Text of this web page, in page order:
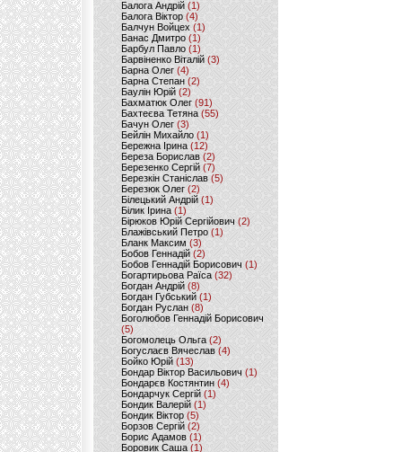
Балога Андрій (1)
Балога Віктор (4)
Балчун Войцех (1)
Банас Дмитро (1)
Барбул Павло(1)
Барвіненко Віталій(3)
Барна Олег (4)
Барна Степан (2)
Баулін Юрій (2)
Бахматюк Олег (91)
Бахтеєва Тетяна(55)
Бачун Олег (3)
Бейлін Михайло (1)
Бережна Ірина(12)
Береза Борислав(2)
Березенко Сергій (7)
Березкін Станіслав (5)
Березюк Олег(2)
Білецький Андрій (1)
Білик Ірина (1)
Бірюков Юрій Сергійович (2)
Блажівський Петро (1)
Бланк Максим(3)
Бобов Геннадій (2)
Бобов Геннадій Борисович (1)
Богартирьова Раїса (32)
Богдан Андрій(8)
Богдан Губський (1)
Богдан Руслан(8)
Боголюбов Геннадій Борисович
(5)
Богомолець Ольга (2)
Богуслаєв Вячеслав (4)
Бойко Юрій (13)
Бондар Віктор Васильович (1)
Бондарєв Костянтин (4)
Бондарчук Сергій(1)
Бондик Валерій (1)
Бондик Віктор(5)
Борзов Сергiй (2)
Борис Адамов(1)
Боровик Саша (1)